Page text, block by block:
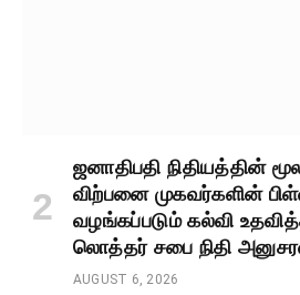
ஜனாதிபதி நிதியத்தின்
விற்பனை முகவர்களின்
வழங்கப்படும் கல்வி
லொத்தர் சபை நிதி
AUGUST 6, 2026